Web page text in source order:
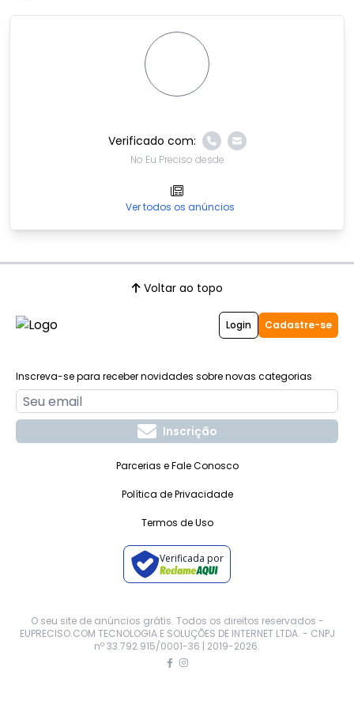
Verificado com:
No Eu Preciso desde
Ver todos os anúncios
Voltar ao topo
Login Cadastre-se
Inscreva-se para receber novidades sobre novas categorias
Inscrição
Parcerias e Fale Conosco
Política de Privacidade
Termos de Uso
Verificada por
O seu site de anúncios grátis. Todos os direitos reservados -
EUPRECISO.COM TECNOLOGIA E SOLUÇÕES DE INTERNET LTDA. - CNPJ
nº 33.792.915/0001-36 | 2019-2026.